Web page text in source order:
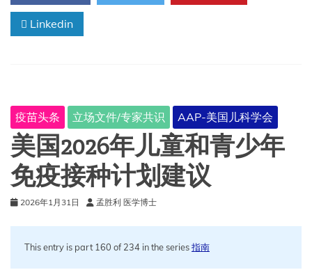
年
常
规
医
嘱
Linkedin
疫苗头条 立场文件/专家共识 AAP-美国儿科学会
美国2026年儿童和青少年
免疫接种计划建议
2026年1月31日 孟胜利 医学博士
This entry is part 160 of 234 in the series指南